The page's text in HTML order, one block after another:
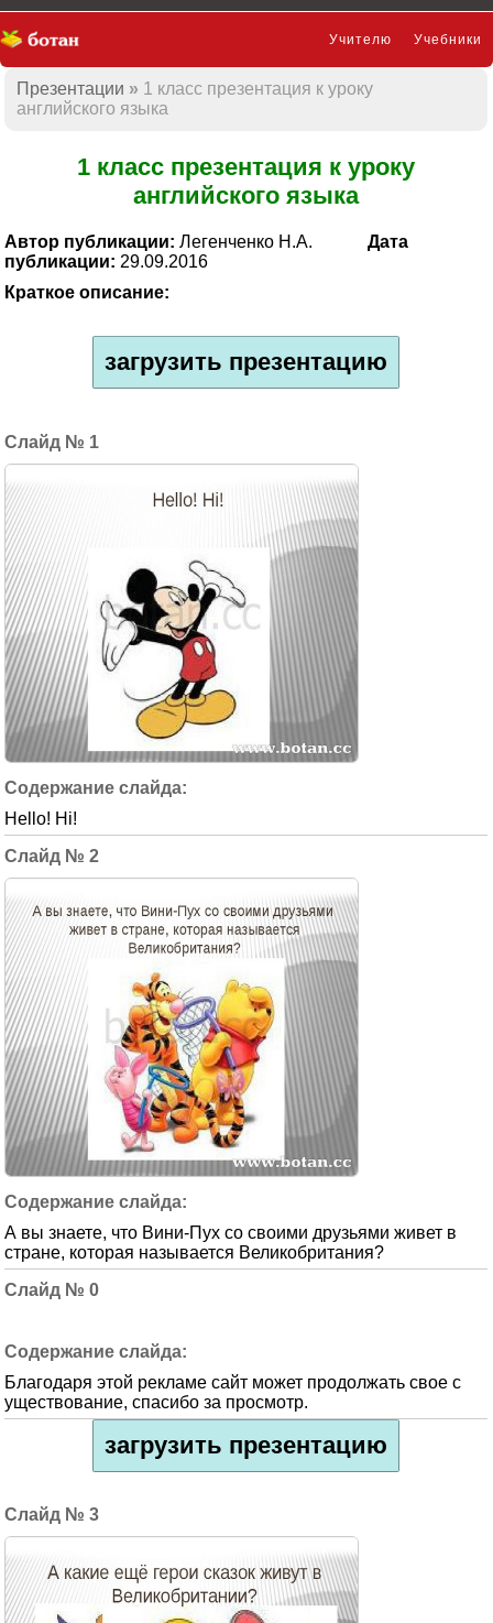
Учебники
Учителю
Презентации
1 класс презентация к уроку
английского языка
1 класс презентация к уроку
английского языка
Автор публикации: Легенченко Н.А.
Дата
публикации: 29.09.2016
Краткое описание:
загрузить презентацию
1
Hello! Hi!
2
А вы знаете, что Вини-Пух со своими друзьями живет в
стране, которая называется Великобритания?
0
Благодаря этой рекламе сайт может продолжать свое с
уществование, спасибо за просмотр.
загрузить презентацию
3